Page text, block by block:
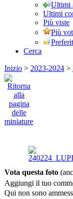
Ultimi
Ultimi
Più viste
Più
Cerca
Inizio > 2023-2024 >
Vota questa foto
Aggiungi il tuo
Qui non sono